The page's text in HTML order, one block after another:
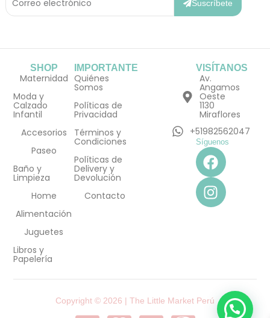
Electrónico
Suscríbete
SHOP
Maternidad
Moda y
Calzado
Infantil
Accesorios
Paseo
Baño y
Limpieza
Home
Alimentación
Juguetes
Libros y
Papelería
IMPORTANTE
Quiénes
Somos
Políticas de
Privacidad
Términos y
Condiciones
Políticas de
Delivery y
Devolución
Contacto
VISÍTANOS
Av.
Angamos
Oeste
1130
Miraflores
+51982562047
Síguenos
F
a
c
e
b
I
n
s
t
a
m
Copyright © 2026 | The Little Market Perú